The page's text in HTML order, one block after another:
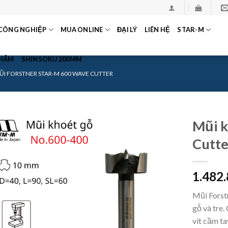
NGHIỆP MUA ONLINE ĐẠI LÝ LIÊN HỆ STAR-M
SHINSOKU 200MM
FORSTNER STAR-M 600 WAVE CUTTER
Mũi
Mũi
gỗ và tre.
vít cầm